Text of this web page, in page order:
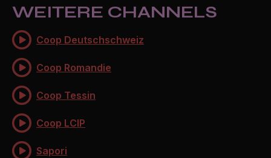
WEITERE CHANNELS
Coop Deutschschweiz
Coop Romandie
Coop Tessin
Coop LCIP
Sapori